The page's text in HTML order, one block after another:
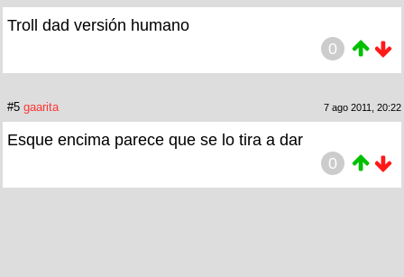
Troll dad versión humano
0
#5 gaarita 7 ago 2011, 20:22
Esque encima parece que se lo tira a dar
0